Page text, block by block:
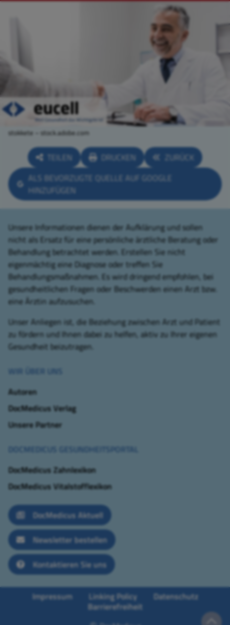
stokkete – stock.adobe.com
TEILEN DRUCKEN
ZURÜCK
ALS BEVORZUGTE QUELLE AUF GOOGLE
HINZUFÜGEN
Unsere Informationen dienen der Aufklärung und sollen
nicht als Ersatz für eine persönliche ärztliche Beratung oder
Behandlung betrachtet werden. Erstellen Sie nicht
eigenmächtig eine Diagnose oder treffen Sie
Behandlungsmaßnahmen. Es wird dringend empfohlen, bei
gesundheitlichen Fragen oder Beschwerden einen Arzt bzw.
eine Ärztin aufzusuchen.
Unser Anliegen ist, die Beziehung zwischen Arzt und Patient
zu fördern und Ihnen dabei zu helfen, aktiv zu Ihrer eigenen
Gesundheit beizutragen.
WIR ÜBER UNS
Autoren
DocMedicus Verlag
Unsere Partner
DOCMEDICUS GESUNDHEITSPORTAL
DocMedicus Zahnlexikon
DocMedicus Vitalstofflexikon
DocMedicus Aktuell
Newsletter bestellen
Kontaktieren Sie uns
Impressum Linking Policy
Datenschutz
Barrierefreiheit